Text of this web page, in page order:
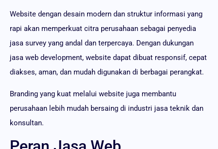
Website dengan desain modern dan struktur informasi yang
rapi akan memperkuat citra perusahaan sebagai penyedia
jasa survey yang andal dan terpercaya. Dengan dukungan
jasa web development, website dapat dibuat responsif, cepat
diakses, aman, dan mudah digunakan di berbagai perangkat.
Branding yang kuat melalui website juga membantu
perusahaan lebih mudah bersaing di industri jasa teknik dan
konsultan.